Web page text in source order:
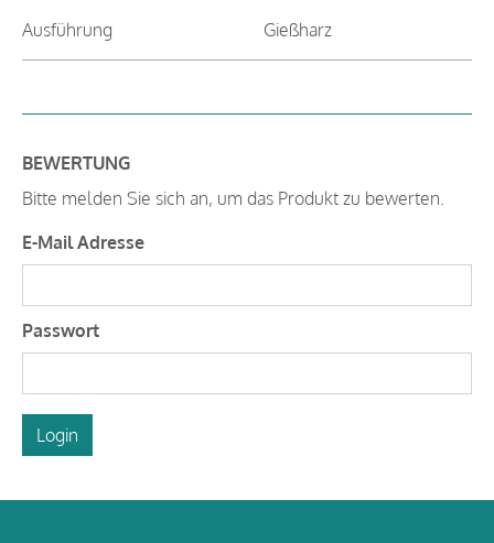
Ausführung Gießharz
BEWERTUNG
Bitte melden Sie sich an, um das Produkt zu bewerten.
E-Mail Adresse
Passwort
Login